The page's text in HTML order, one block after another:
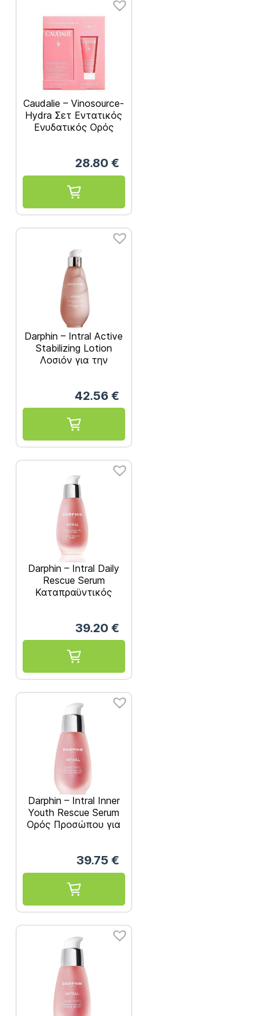
Caudalie – Vinosource-
Hydra Σετ Εντατικός
Ενυδατικός Ορός
Vinosource-Hydra
Moisturizing Mask
15ml
28.80 €
Darphin – Intral Active
Stabilizing Lotion
Λοσιόν για την
42.56 €
Darphin – Intral Daily
Rescue Serum
Καταπραϋντικός
39.20 €
Darphin – Intral Inner
Youth Rescue Serum
Ορός Προσώπου για
30ml39.75 €